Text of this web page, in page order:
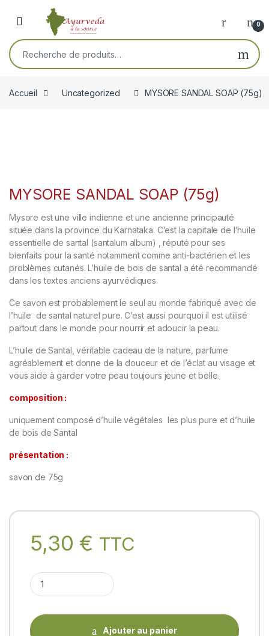
Skip to navigation
Skip to content
Open 0
Recherche pour :
Accueil Uncategorized MYSORE SANDAL SOAP (75g)
MYSORE SANDAL SOAP (75g)
Mysore est une ville indienne et une ancienne principauté
située dans la province du Karnataka. C’est la capitale de l’huile
essentielle de santal (santalum album) , réputé pour ses
bienfaits pour la santé notamment comme anti-bactérien et les
problèmes cutanés. L’huile de bois de santal a été recommandé
dans les textes anciens ayurvédiques.
Ce savon est probablement le seul au monde fabriqué avec de
l’huile de santal naturel pure. C’est aussi pourquoi il est utilisé
partout dans le monde pour nourrir et adoucir la peau.
L’huile de Santal, véritable cadeau de la nature, parfume
agréablement et donne de la douceur et de l’éclat au visage et
vous aide à garder votre peau toujours jeune et belle.
composition :
uniquement composé d’huile végétales les plus pure et d’huile
de bois de Santal
présentation :
savon de 75g
5,30 € TTC
MYSORE SANDAL SOAP (75g) quantity
Ajouter au panier